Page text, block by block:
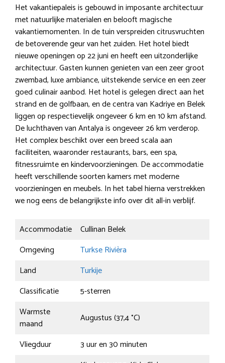
Het vakantiepaleis is gebouwd in imposante architectuur
met natuurlijke materialen en belooft magische
vakantiemomenten. In de tuin verspreiden citrusvruchten
de betoverende geur van het zuiden. Het hotel biedt
nieuwe openingen op 22 juni en heeft een uitzonderlijke
architectuur. Gasten kunnen genieten van een zeer groot
zwembad, luxe ambiance, uitstekende service en een zeer
goed culinair aanbod. Het hotel is gelegen direct aan het
strand en de golfbaan, en de centra van Kadriye en Belek
liggen op respectievelijk ongeveer 6 km en 10 km afstand.
De luchthaven van Antalya is ongeveer 26 km verderop.
Het complex beschikt over een breed scala aan
faciliteiten, waaronder restaurants, bars, een spa,
fitnessruimte en kindervoorzieningen. De accommodatie
heeft verschillende soorten kamers met moderne
voorzieningen en meubels. In het tabel hierna verstrekken
we nog eens de belangrijkste info over dit all-in verblijf.
Accommodatie
Cullinan Belek
Omgeving
Turkse Rivièra
Land
Turkije
Classificatie
5-sterren
Warmste
maand
Augustus (37,4 °C)
Vliegduur
3 uur en 30 minuten